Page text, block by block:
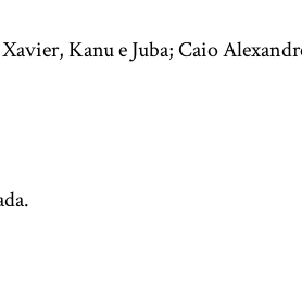
Kanu e Juba; Caio